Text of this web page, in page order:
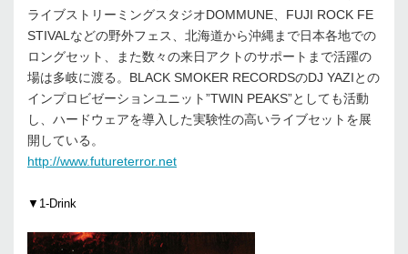
ライブストリーミングスタジオDOMMUNE、FUJI ROCK FE
STIVALなどの野外フェス、北海道から沖縄まで日本各地での
ロングセット、また数々の来日アクトのサポートまで活躍の
場は多岐に渡る。BLACK SMOKER RECORDSのDJ YAZIとの
インプロビゼーションユニット”TWIN PEAKS”としても活動
し、ハードウェアを導入した実験性の高いライブセットを展
開している。
http://www.futureterror.net
▼1-Drink